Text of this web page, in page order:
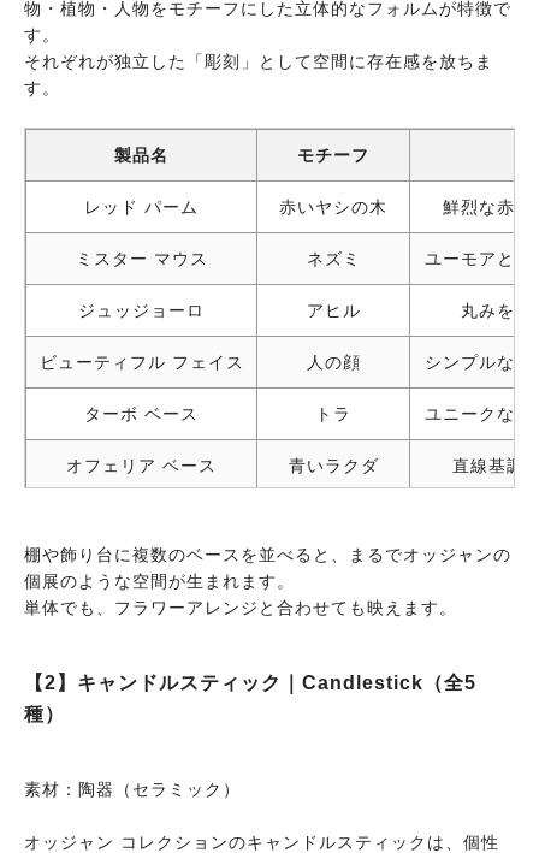
物・植物・人物をモチーフにした立体的なフォルムが特徴で
す。
それぞれが独立した「彫刻」として空間に存在感を放ちま
す。
製品名 モチーフ
レッド パーム 赤いヤシの木 鮮烈な赤が
ミスター マウス ネズミ ユーモアと
ジュッジョーロ アヒル 丸みを帯
ビューティフル フェイス 人の顔 シンプルな
ターボ ベース トラ ユニークな
オフェリア ベース 青いラクダ 直線基調
トゥーカ ベース 鳥（オオハシ） 鮮やかな嘴
棚や飾り台に複数のベースを並べると、まるでオッジャンの
個展のような空間が生まれます。
単体でも、フラワーアレンジと合わせても映えます。
【2】キャンドルスティック｜Candlestick（全5
種）
素材：陶器（セラミック）
オッジャン コレクションのキャンドルスティックは、個性